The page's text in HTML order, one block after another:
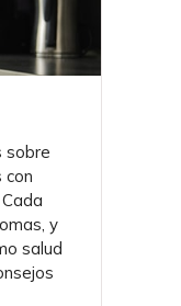
sobre
con
y
salud